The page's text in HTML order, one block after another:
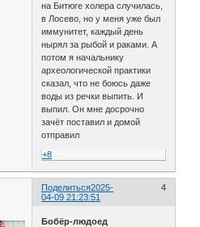
на Битюге холера случилась,
в Лосево, но у меня уже был
иммунитет, каждый день
нырял за рыбой и раками. А
потом я начальнику
археологической практики
сказал, что не боюсь даже
воды из речки выпить. И
выпил. Он мне досрочно
зачёт поставил и домой
отправил
+8
Поделиться 4
2025-
04-09 21:23:51
Бобёр-людоед